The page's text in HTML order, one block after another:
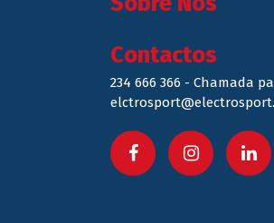
Contactos
234 666 366 - Chamada